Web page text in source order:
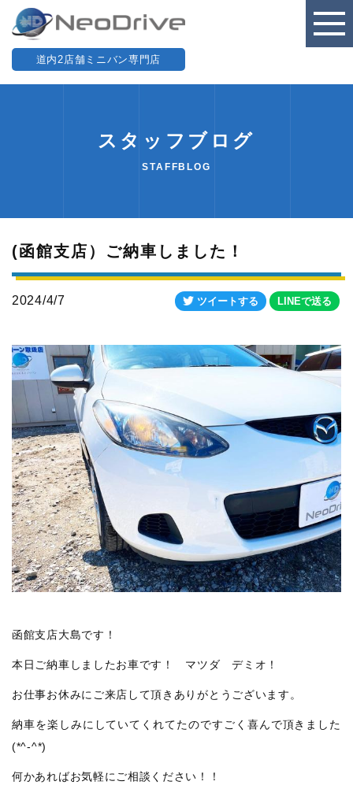
道内2店舗ミニバン専門店
スタッフブログ
STAFFBLOG
(函館支店）ご納車しました！
2024/4/7 ツイートする LINEで送る
函館支店大島です！
本日ご納車しましたお車です！ マツダ デミオ！
お仕事お休みにご来店して頂きありがとうございます。
納車を楽しみにしていてくれてたのですごく喜んで頂きました
(*^-^*)
何かあればお気軽にご相談ください！！